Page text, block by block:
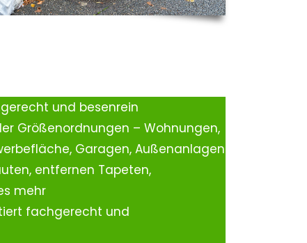
und besenrein
Größenordnungen – Wohnungen,
Garagen, Außenanlagen
entfernen Tapeten,
mehr
fachgerecht und